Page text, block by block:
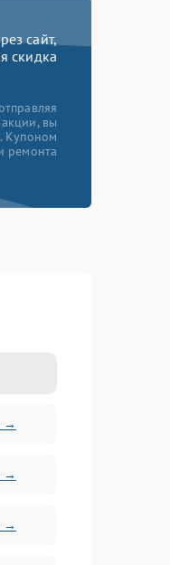
сайт,
скидка
вы
Купоном
ремонта
→
→
→